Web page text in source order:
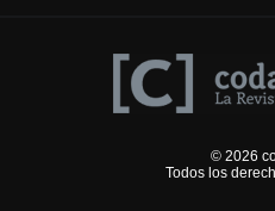
© 2026
Todos los